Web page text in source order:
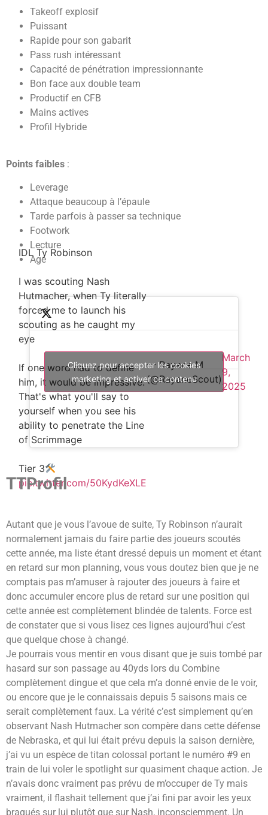
Takeoff explosif
Puissant
Rapide pour son gabarit
Pass rush intéressant
Capacité de pénétration impressionnante
Bon face aux double team
Productif en CFB
Mains actives
Profil Hybride
Points faibles :
Leverage
Attaque beaucoup à l’épaule
Tarde parfois à passer sa technique
Footwork
Lecture
Age
IDL Ty Robinson
I was scouting Nash
Hutmacher, when Ty literally
forced me to launch his
scouting as he caught my
eye
If one word had to define
him, it would be impressive.
That's what you'll say to
yourself when you see his
ability to penetrate the Line
of Scrimmage
Tier 3
pic.twitter.com/50KydKeXLE
— Rayane M
(@RayaneScout)
March
9,
2025
Cliquez pour accepter les cookies
marketing et activer ce contenu
TTProfil
Autant que je vous l’avoue de suite, Ty Robinson n’aurait
normalement jamais du faire partie des joueurs scoutés
cette année, ma liste étant dressé depuis un moment et étant
en retard sur mon planning, vous vous doutez bien que je ne
comptais pas m’amuser à rajouter des joueurs à faire et
donc accumuler encore plus de retard sur une position qui
cette année est complètement blindée de talents. Force est
de constater que si vous lisez ces lignes aujourd’hui c’est
que quelque chose à changé.
Je pourrais vous mentir en vous disant que je suis tombé par
hasard sur son passage au 40yds lors du Combine
complètement dingue et que cela m’a donné envie de le voir,
ou encore que je le connaissais depuis 5 saisons mais ce
serait complètement faux. La vérité c’est simplement qu’en
observant Nash Hutmacher son compère dans cette défense
de Nebraska, et qui lui était prévu depuis la saison dernière,
j’ai vu un espèce de titan colossal portant le numéro #9 en
train de lui voler le spotlight sur quasiment chaque action. Je
n’avais donc vraiment pas prévu de m’occuper de Ty mais
vraiment, il flashait tellement que j’ai fini par avoir les yeux
braqués sur lui plutôt que sur Nash, inconsciemment. Un